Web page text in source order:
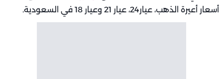
أسعار أعيرة الذهب، عيار24، عيار 21 وعيار 18 في السعودية.